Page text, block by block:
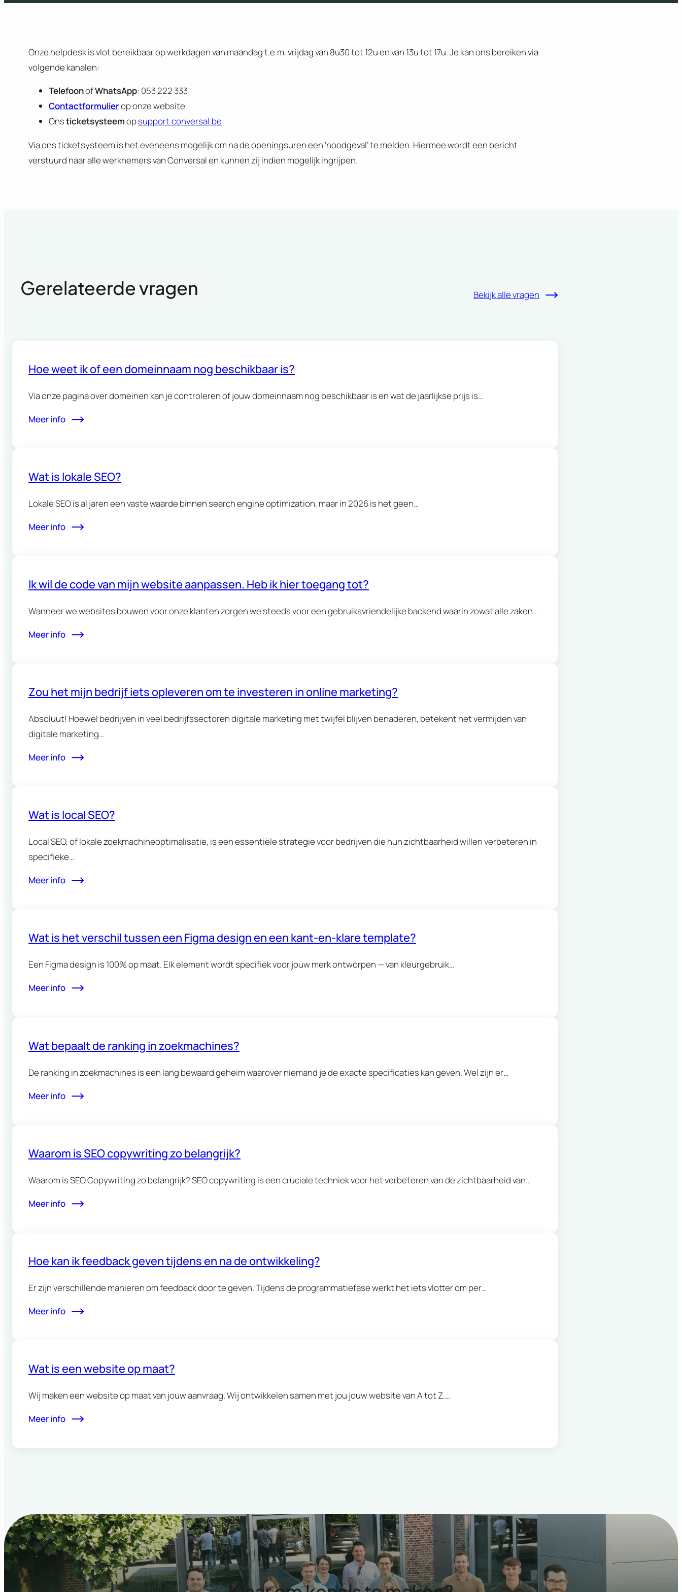
Onze helpdesk is vlot bereikbaar op werkdagen van maandag t.e.m. vrijdag van 8u30 tot 12u en van 13u tot 17u. Je kan ons bereiken via
volgende kanalen:
TelefoonofWhatsApp: 053 222 333
Contactformulierop onze website
Onsticketsysteemopsupport.conversal.be
Via ons ticketsysteem is het eveneens mogelijk om na de openingsuren een ‘noodgeval’ te melden. Hiermee wordt een bericht
verstuurd naar alle werknemers van Conversal en kunnen zij indien mogelijk ingrijpen.
Gerelateerde vragen Bekijk alle vragen
Hoe weet ik of een domeinnaam nog beschikbaar is?
Via onze pagina over domeinen kan je controleren of jouw domeinnaam nog beschikbaar is en wat de jaarlijkse prijs is…
Meer info
Wat is lokale SEO?
Lokale SEO is al jaren een vaste waarde binnen search engine optimization, maar in 2026 is het geen…
Meer info
Ik wil de code van mijn website aanpassen. Heb ik hier toegang tot?
Wanneer we websites bouwen voor onze klanten zorgen we steeds voor een gebruiksvriendelijke backend waarin zowat alle zaken…
Meer info
Zou het mijn bedrijf iets opleveren om te investeren in online marketing?
Absoluut! Hoewel bedrijven in veel bedrijfssectoren digitale marketing met twijfel blijven benaderen, betekent het vermijden van
digitale marketing…
Meer info
Wat is local SEO?
Local SEO, of lokale zoekmachineoptimalisatie, is een essentiële strategie voor bedrijven die hun zichtbaarheid willen verbeteren in
specifieke…
Meer info
Wat is het verschil tussen een Figma design en een kant-en-klare template?
Een Figma design is 100% op maat. Elk element wordt specifiek voor jouw merk ontworpen — van kleurgebruik…
Meer info
Wat bepaalt de ranking in zoekmachines?
De ranking in zoekmachines is een lang bewaard geheim waarover niemand je de exacte specificaties kan geven. Wel zijn er…
Meer info
Waarom is SEO copywriting zo belangrijk?
Waarom is SEO Copywriting zo belangrijk? SEO copywriting is een cruciale techniek voor het verbeteren van de zichtbaarheid van…
Meer info
Hoe kan ik feedback geven tijdens en na de ontwikkeling?
Er zijn verschillende manieren om feedback door te geven. Tijdens de programmatiefase werkt het iets vlotter om per…
Meer info
Wat is een website op maat?
Wij maken een website op maat van jouw aanvraag. Wij ontwikkelen samen met jou jouw website van A tot Z.…
Meer info